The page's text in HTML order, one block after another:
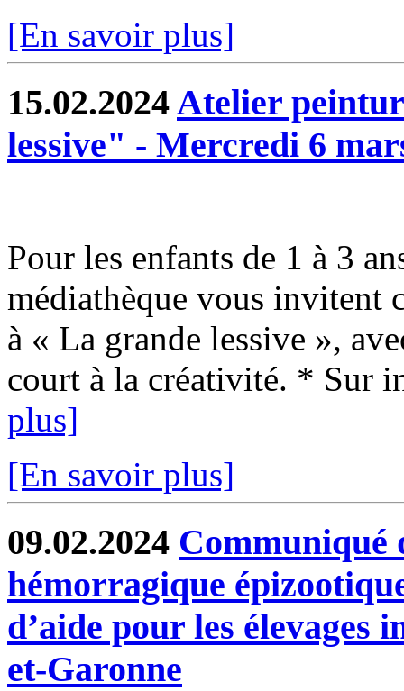
[En savoir plus]
15.02.2024Atelier
lessive" - Mercredi 6
Pour les enfants de 1 à 3
médiathèque vous invitent
à « La grande lessive »,
court à la créativité. * Sur
plus]
[En savoir plus]
09.02.2024 Communiqué
hémorragique
d’aide pour les élevages
et-Garonne